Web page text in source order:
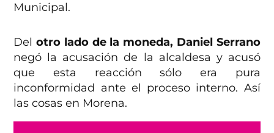
Municipal.
Delotro lado de la moneda, Daniel Serrano
negó la acusación de la alcaldesa y acusó
que esta reacción sólo era pura
inconformidad ante el proceso interno. Así
las cosas en Morena.